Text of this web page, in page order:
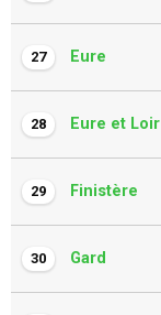
27 Eure
28 Eure et Loir
29 Finistère
30 Gard